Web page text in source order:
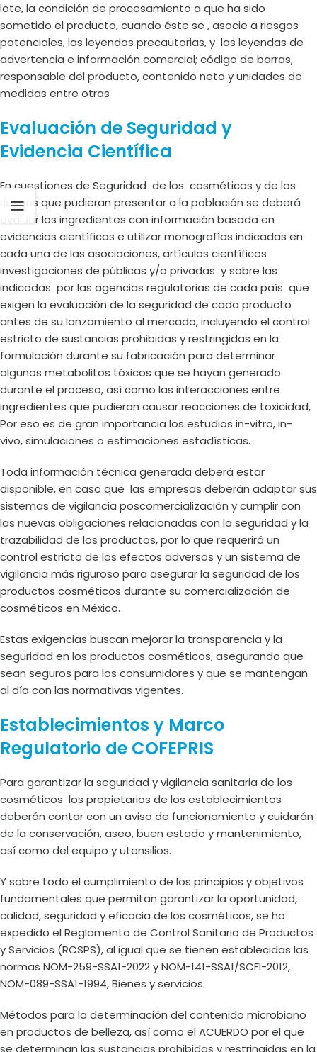
lote, la condición de procesamiento a que ha sido
sometido el producto, cuando éste se , asocie a riesgos
potenciales, las leyendas precautorias, y las leyendas de
advertencia e información comercial; código de barras,
responsable del producto, contenido neto y unidades de
medidas entre otras
Evaluación de Seguridad y
Evidencia Científica
En cuestiones de Seguridad de los cosméticos y de los
riesgos que pudieran presentar a la población se deberá
evaluar los ingredientes con información basada en
evidencias científicas e utilizar monografías indicadas en
cada una de las asociaciones, artículos científicos
investigaciones de públicas y/o privadas y sobre las
indicadas por las agencias regulatorias de cada país que
exigen la evaluación de la seguridad de cada producto
antes de su lanzamiento al mercado, incluyendo el control
estricto de sustancias prohibidas y restringidas en la
formulación durante su fabricación para determinar
algunos metabolitos tóxicos que se hayan generado
durante el proceso, así como las interacciones entre
ingredientes que pudieran causar reacciones de toxicidad,
Por eso es de gran importancia los estudios in-vitro, in-
vivo, simulaciones o estimaciones estadísticas.
Toda información técnica generada deberá estar
disponible, en caso que las empresas deberán adaptar sus
sistemas de vigilancia poscomercialización y cumplir con
las nuevas obligaciones relacionadas con la seguridad y la
trazabilidad de los productos, por lo que requerirá un
control estricto de los efectos adversos y un sistema de
vigilancia más riguroso para asegurar la seguridad de los
productos cosméticos durante su comercialización de
cosméticos en México.
Estas exigencias buscan mejorar la transparencia y la
seguridad en los productos cosméticos, asegurando que
sean seguros para los consumidores y que se mantengan
al día con las normativas vigentes.
Establecimientos y Marco
Regulatorio de COFEPRIS
Para garantizar la seguridad y vigilancia sanitaria de los
cosméticos los propietarios de los establecimientos
deberán contar con un aviso de funcionamiento y cuidarán
de la conservación, aseo, buen estado y mantenimiento,
así como del equipo y utensilios.
Y sobre todo el cumplimiento de los principios y objetivos
fundamentales que permitan garantizar la oportunidad,
calidad, seguridad y eficacia de los cosméticos, se ha
expedido el Reglamento de Control Sanitario de Productos
y Servicios (RCSPS), al igual que se tienen establecidas las
normas NOM-259-SSA1-2022 y NOM-141-SSA1/SCFI-2012,
NOM-089-SSA1-1994, Bienes y servicios.
Métodos para la determinación del contenido microbiano
en productos de belleza, así como el ACUERDO por el que